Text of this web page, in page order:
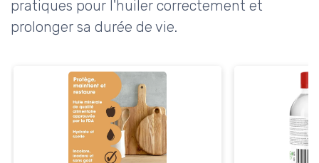
pratiques pour l'huiler correctement et
prolonger sa durée de vie.